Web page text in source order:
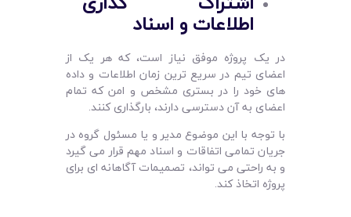
اطلاعات و اسناد
در یک پروژه موفق نیاز است، که هر یک از
اعضای تیم در سریع ترین زمان اطلاعات و داده
های خود را در بستری مشخص و امن که تمام
اعضای به آن دسترسی دارند، بارگذاری کنند.
با توجه با این موضوع مدیر و یا مسئول گروه در
جریان تمامی اتفاقات و اسناد مهم قرار می گیرد
و به راحتی می تواند، تصمیمات آگاهانه ای برای
پروژه اتخاذ کند.